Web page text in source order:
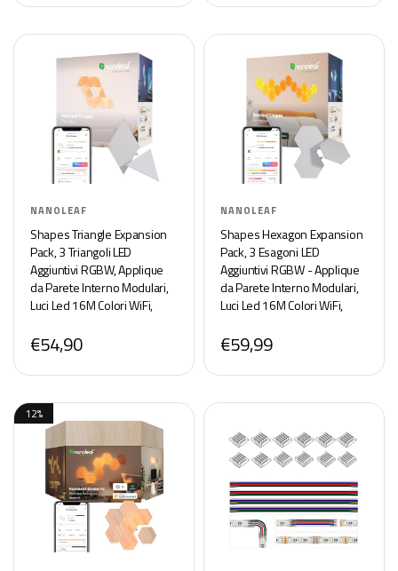
NANOLEAF
Shapes Triangle Expansion
Pack, 3 Triangoli LED
Aggiuntivi RGBW, Applique
da Parete Interno Modulari,
Luci Led 16M Colori WiFi,
Sincronia Musica e Monitor,
Deco e Gaming
€54,90
NANOLEAF
Shapes Hexagon Expansion
Pack, 3 Esagoni LED
Aggiuntivi RGBW - Applique
da Parete Interno Modulari,
Luci Led 16M Colori WiFi,
Sincronia Musica e Monitor,
Deco e Gaming
€59,99
12%